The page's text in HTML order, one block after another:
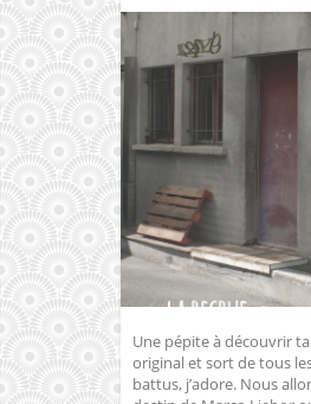
Une pépite à découvrir
original et sort de tous
battus, j’adore. Nous